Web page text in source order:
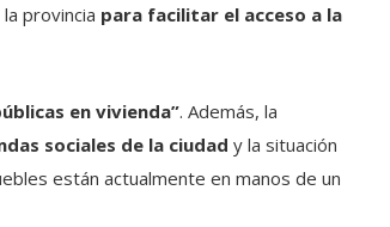
provincia para facilitar el acceso a la
en vivienda”. Además, la
sociales de la ciudad y la situación
están actualmente en manos de un